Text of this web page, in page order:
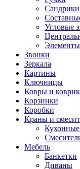
Сандрики
Угловые
Элементы
Звонки
Зеркала
Картины
Ключницы
Ковры и
Корзинки
Коробки
Краны и
Мебель
Банкетки
Диваны